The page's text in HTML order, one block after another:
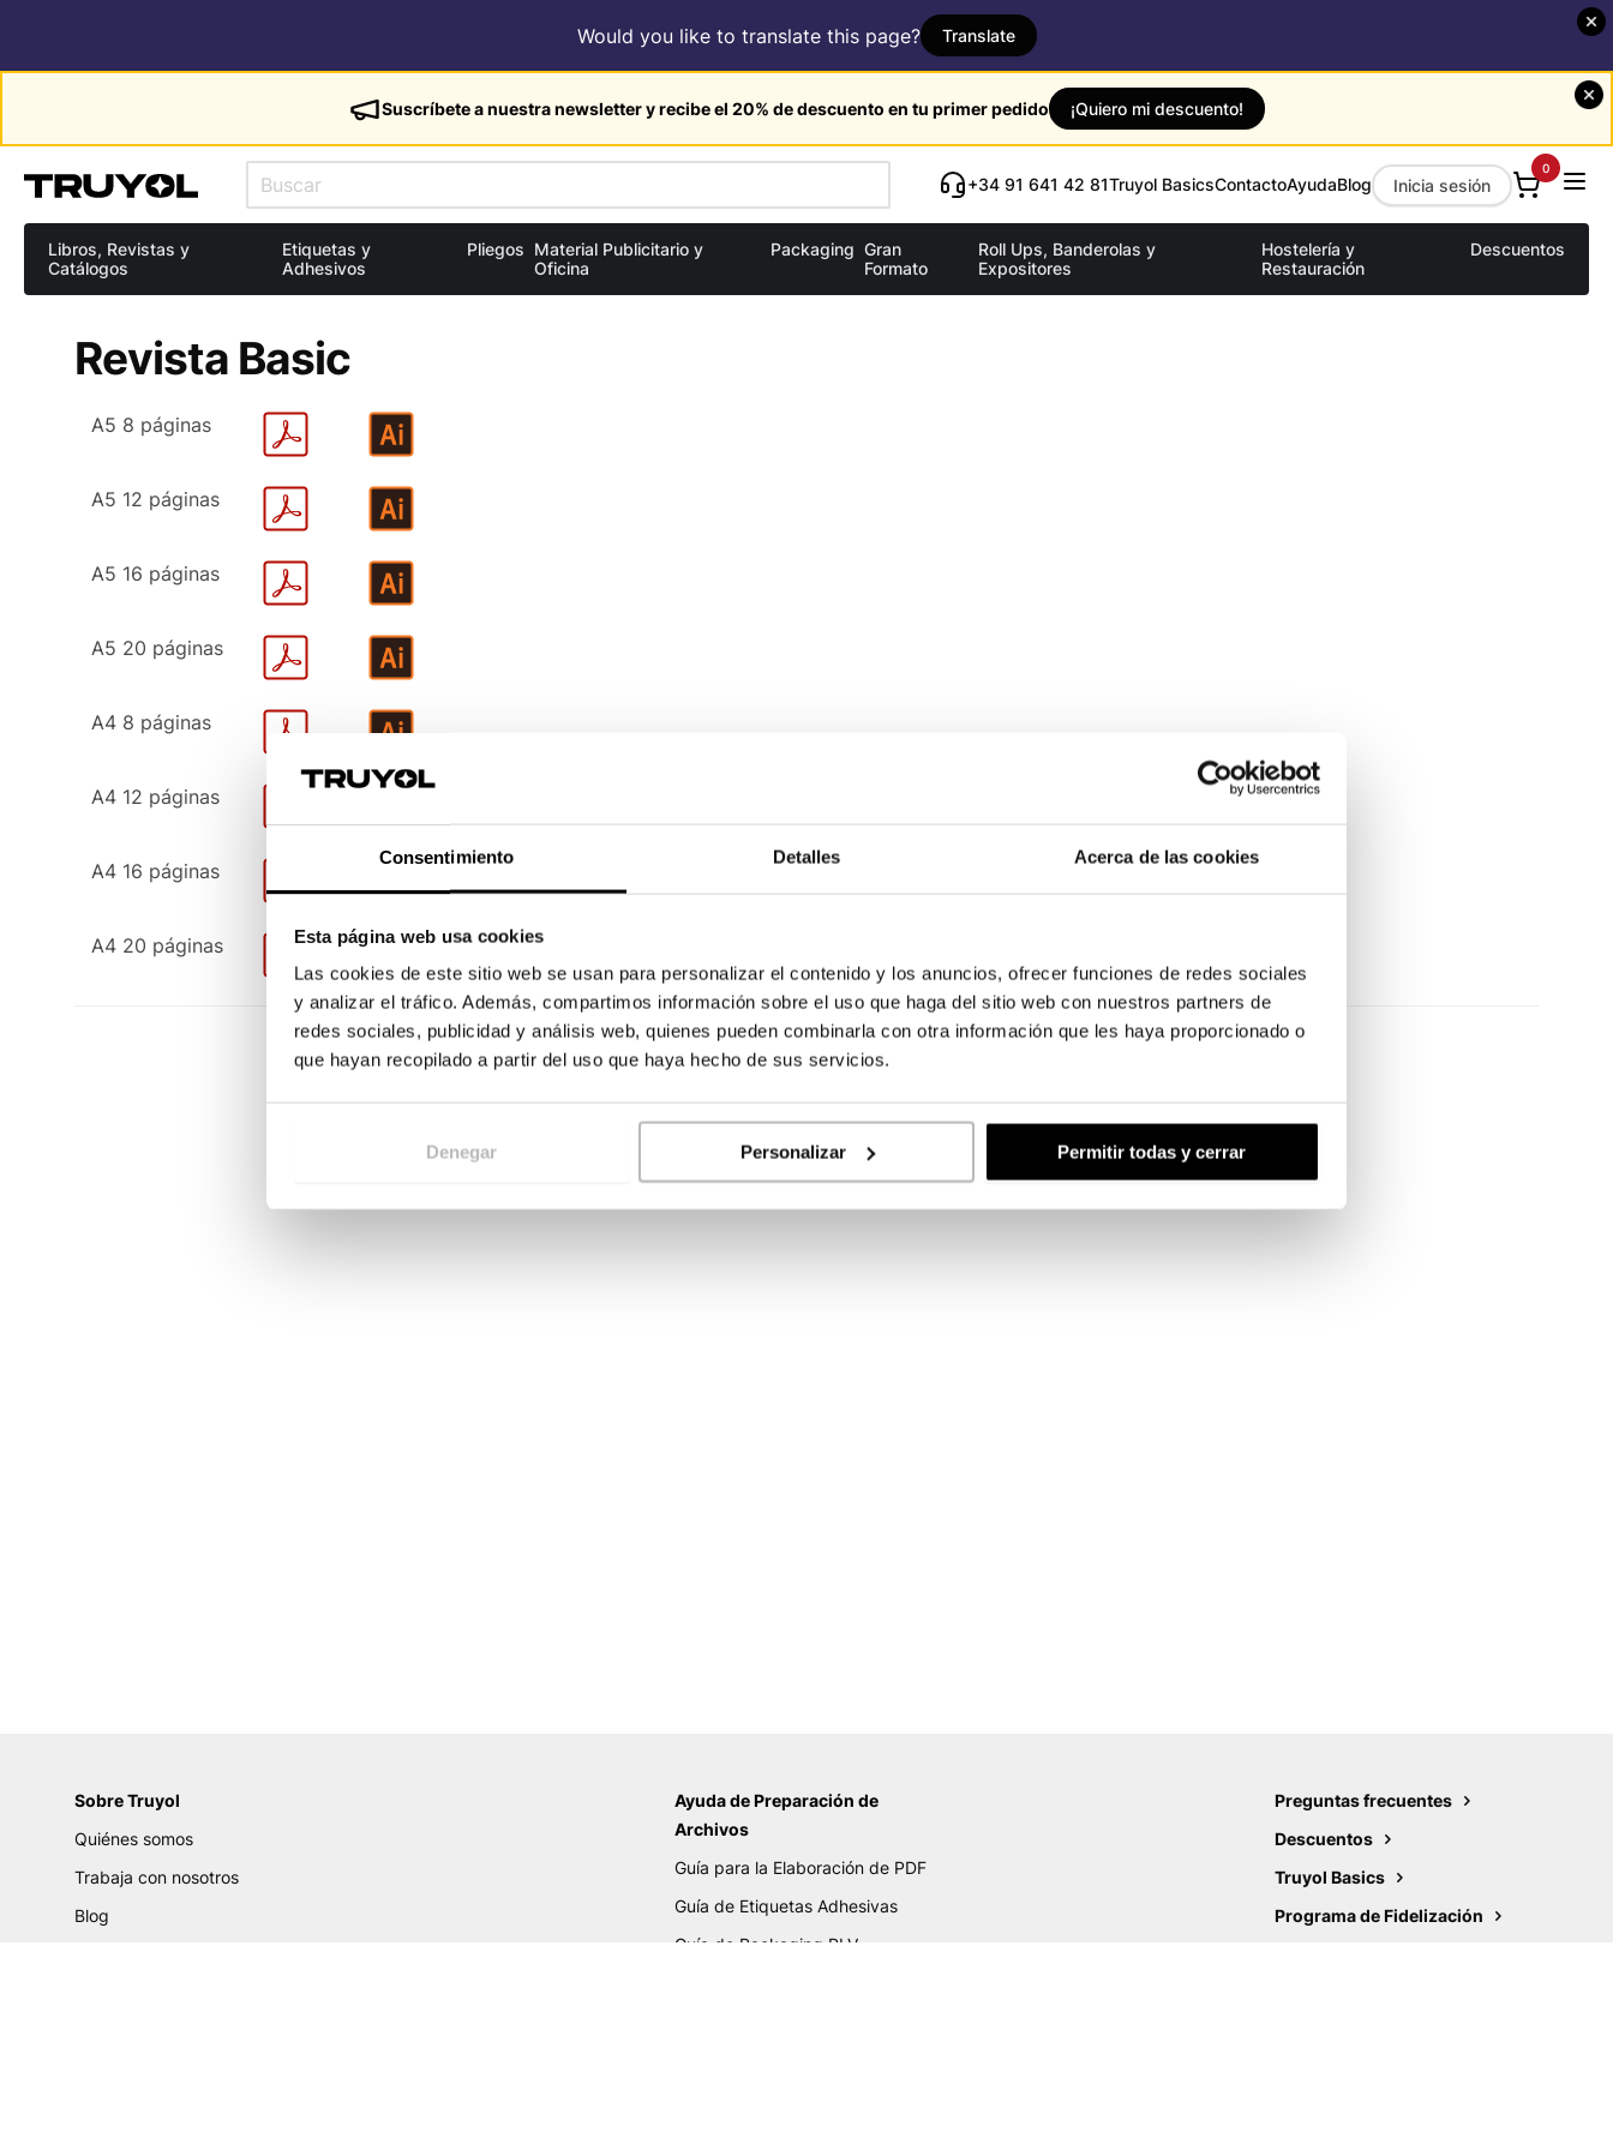
Consentimiento Detalles Acerca de las cookies
Esta página web usa cookies
Las cookies de este sitio web se usan para personalizar el contenido y los anuncios, ofrecer funciones de redes sociales
y analizar el tráfico. Además, compartimos información sobre el uso que haga del sitio web con nuestros partners de
redes sociales, publicidad y análisis web, quienes pueden combinarla con otra información que les haya proporcionado o
que hayan recopilado a partir del uso que haya hecho de sus servicios.
Denegar Personalizar Permitir todas y cerrar
Would you like to translate this page? Translate
Suscríbete a nuestra newsletter y recibe el 20% de descuento en tu primer pedido ¡Quiero mi descuento!
+34 91 641 42 81Truyol BasicsContactoAyudaBlog Inicia sesión
0
Libros, Revistas y
Catálogos
Etiquetas y
Adhesivos
Pliegos Material Publicitario y
Oficina
Packaging Gran
Formato
Roll Ups, Banderolas y
Expositores
Hostelería y
Restauración
Descuentos
Revista Basic
A5 8 páginas
A5 12 páginas
A5 16 páginas
A5 20 páginas
A4 8 páginas
A4 12 páginas
A4 16 páginas
A4 20 páginas
Sobre Truyol
Quiénes somos
Trabaja con nosotros
Blog
Ayuda de Preparación de
Archivos
Guía para la Elaboración de PDF
Guía de Etiquetas Adhesivas
Guía de Packaging PLV
Preguntas frecuentes
Descuentos
Truyol Basics
Programa de Fidelización